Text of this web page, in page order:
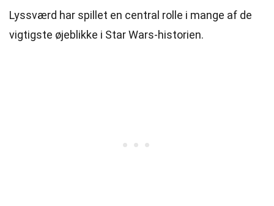
Lyssværd har spillet en central rolle i mange af de
vigtigste øjeblikke i Star Wars-historien.